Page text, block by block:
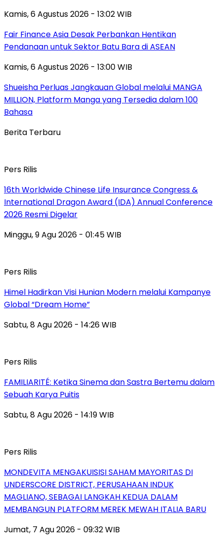
Kamis, 6 Agustus 2026 - 13:02 WIB
Fair Finance Asia Desak Perbankan Hentikan
Pendanaan untuk Sektor Batu Bara di ASEAN
Kamis, 6 Agustus 2026 - 13:00 WIB
Shueisha Perluas Jangkauan Global melalui MANGA
MILLION, Platform Manga yang Tersedia dalam 100
Bahasa
Berita Terbaru
Pers Rilis
16th Worldwide Chinese Life Insurance Congress &
International Dragon Award (IDA) Annual Conference
2026 Resmi Digelar
Minggu, 9 Agu 2026 - 01:45 WIB
Pers Rilis
Himel Hadirkan Visi Hunian Modern melalui Kampanye
Global “Dream Home”
Sabtu, 8 Agu 2026 - 14:26 WIB
Pers Rilis
FAMILIARITÉ: Ketika Sinema dan Sastra Bertemu dalam
Sebuah Karya Puitis
Sabtu, 8 Agu 2026 - 14:19 WIB
Pers Rilis
MONDEVITA MENGAKUISISI SAHAM MAYORITAS DI
UNDERSCORE DISTRICT, PERUSAHAAN INDUK
MAGLIANO, SEBAGAI LANGKAH KEDUA DALAM
MEMBANGUN PLATFORM MEREK MEWAH ITALIA BARU
Jumat, 7 Agu 2026 - 09:32 WIB